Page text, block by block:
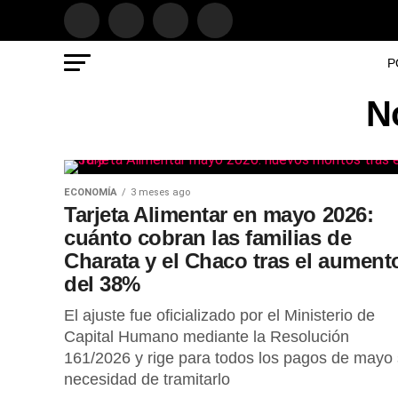
ECONOMÍA 3 meses ago
Tarjeta Alimentar en mayo 2026:
cuánto cobran las familias de
Charata y el Chaco tras el
del 38%
El ajuste fue oficializado por el Ministerio de
Capital Humano mediante la Resolución
161/2026 y rige para todos los pagos de mayo
necesidad de tramitarlo